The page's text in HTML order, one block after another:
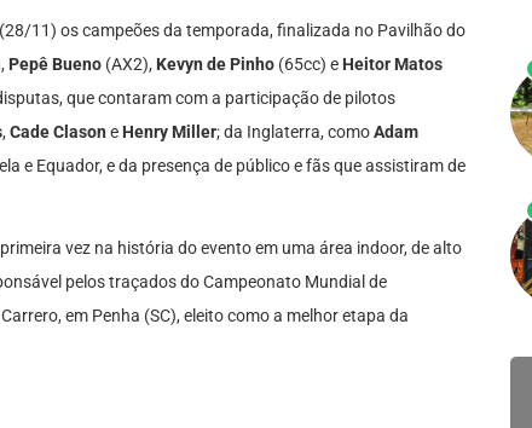
11) os campeões da temporada, finalizada no Pavilhão do
Pepê Bueno (AX2), Kevyn de Pinho (65cc) e Heitor Matos
que contaram com a participação de pilotos
, Cade Clason e Henry Miller; da Inglaterra, comoAdam
e Equador, e da presença de público e fãs que assistiram de
vez na história do evento em uma área indoor, de alto
pelos traçados do Campeonato Mundial de
em Penha (SC), eleito como a melhor etapa da